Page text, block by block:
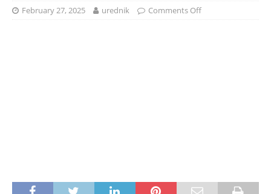
February 27, 2025 urednik Comments Off